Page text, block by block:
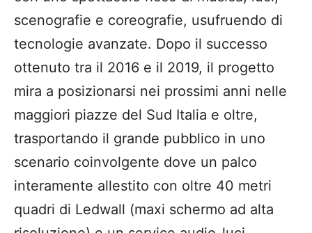
scenografie e coreografie, usufruendo di
tecnologie avanzate. Dopo il successo
ottenuto tra il 2016 e il 2019, il progetto
mira a posizionarsi nei prossimi anni nelle
maggiori piazze del Sud Italia e oltre,
trasportando il grande pubblico in uno
scenario coinvolgente dove un palco
interamente allestito con oltre 40 metri
quadri di Ledwall (maxi schermo ad alta